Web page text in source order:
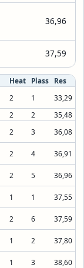
36,96
37,59
Heat Plass
Res
2 1
33,29
2 2
35,48
2 3 36,08
2 4 36,91
2 5 36,96
1 1 37,55
2 6 37,59
1 2 37,80
1 3 38,60